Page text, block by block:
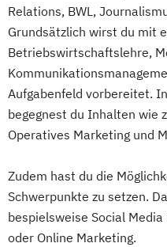
Relations, BWL,
Grundsätzlich wirst du mit
Betriebswirtschaftslehre,
Aufgabenfeld vorbereitet.
begegnest du Inhalten wie
Operatives Marketing und
Zudem hast du die
Schwerpunkte zu setzen.
bespielsweise Social
oder Online Marketing.